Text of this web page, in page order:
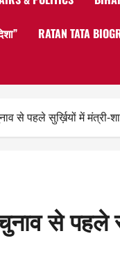
RATAN TATA
से पहले सुर्ख़ियों में मंत्री-
से पहले